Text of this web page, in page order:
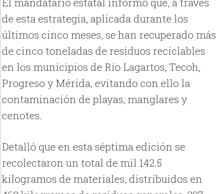
de esta estrategia, aplicada durante los
últimos cinco meses, se han recuperado más
de cinco toneladas de residuos reciclables
en los municipios de Río Lagartos, Tecoh,
Progreso y Mérida, evitando con ello la
contaminación de playas, manglares y
cenotes.
Detalló que en esta séptima edición se
recolectaron un total de mil 142.5
kilogramos de materiales, distribuidos en